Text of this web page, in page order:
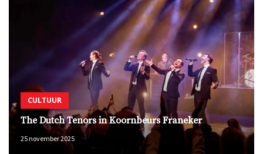
CULTUUR
The Dutch Tenors in Koornbeurs Franeker
25 november 2025